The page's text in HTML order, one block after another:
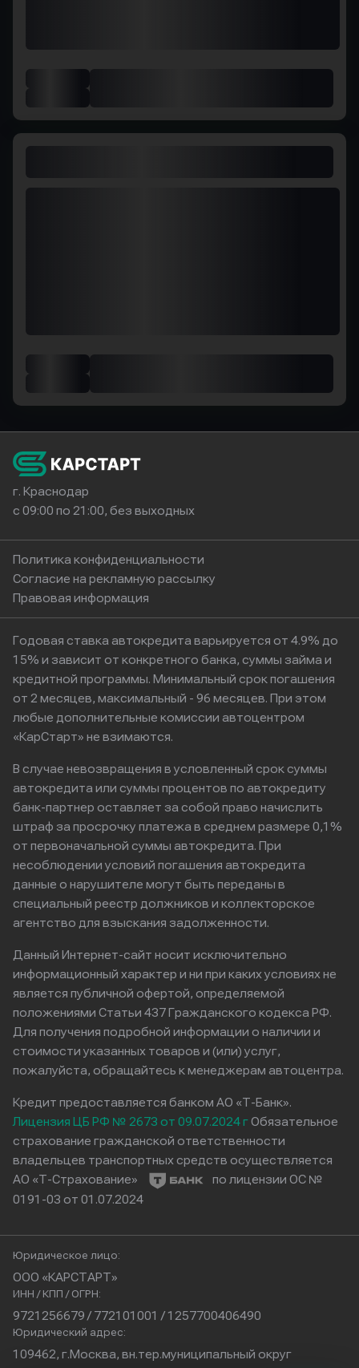
г. Краснодар
с 09:00 по 21:00, без выходных
Политика конфиденциальности
Согласие на рекламную рассылку
Правовая информация
Годовая ставка автокредита варьируется от 4.9% до
15% и зависит от конкретного банка, суммы займа и
кредитной программы. Минимальный срок погашения
от 2 месяцев, максимальный - 96 месяцев. При этом
любые дополнительные комиссии автоцентром
«КарСтарт» не взимаются.
В случае невозвращения в условленный срок суммы
автокредита или суммы процентов по автокредиту
банк-партнер оставляет за собой право начислить
штраф за просрочку платежа в среднем размере 0,1%
от первоначальной суммы автокредита. При
несоблюдении условий погашения автокредита
данные о нарушителе могут быть переданы в
специальный реестр должников и коллекторское
агентство для взыскания задолженности.
Данный Интернет-сайт носит исключительно
информационный характер и ни при каких условиях не
является публичной офертой, определяемой
положениями Статьи 437 Гражданского кодекса РФ.
Для получения подробной информации о наличии и
стоимости указанных товаров и (или) услуг,
пожалуйста, обращайтесь к менеджерам автоцентра.
Кредит предоставляется банком АО «Т-Банк».
Лицензия ЦБ РФ № 2673 от 09.07.2024 гОбязательное
страхование гражданской ответственности
владельцев транспортных средств осуществляется
АО «Т-Страхование»
по лицензии ОС №
0191-03 от 01.07.2024
Юридическое лицо:
ООО «КАРСТАРТ»
ИНН / КПП / ОГРН:
9721256679 / 772101001 / 1257700406490
Юридический адрес:
109462, г.Москва, вн.тер.муниципальный округ